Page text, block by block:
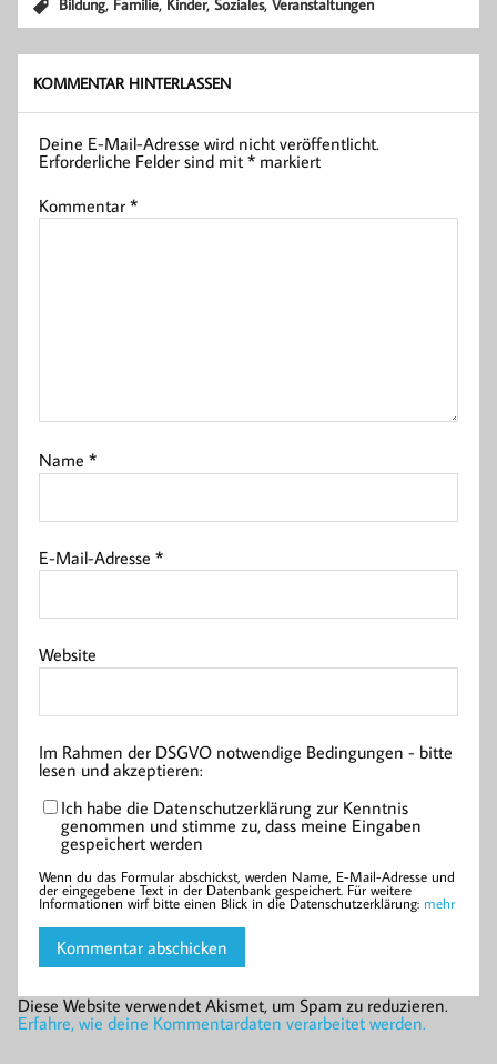
KOMMENTAR HINTERLASSEN
Deine E-Mail-Adresse wird nicht veröffentlicht.
Erforderliche Felder sind mit* markiert
Kommentar*
Name*
E-Mail-Adresse*
Website
Im Rahmen der DSGVO notwendige Bedingungen - bitte
lesen und akzeptieren:
Ich habe die Datenschutzerklärung zur Kenntnis
genommen und stimme zu, dass meine Eingaben
gespeichert werden
Wenn du das Formular abschickst, werden Name, E-Mail-Adresse und
der eingegebene Text in der Datenbank gespeichert. Für weitere
Informationen wirf bitte einen Blick in die Datenschutzerklärung: mehr
Diese Website verwendet Akismet, um Spam zu reduzieren.
Erfahre, wie deine Kommentardaten verarbeitet werden.